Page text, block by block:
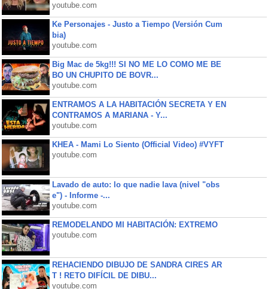
youtube.com
Ke Personajes - Justo a Tiempo (Versión Cum
bia)
youtube.com
Big Mac de 5kg!!! SI NO ME LO COMO ME BE
BO UN CHUPITO DE BOVR...
youtube.com
ENTRAMOS A LA HABITACIÓN SECRETA Y EN
CONTRAMOS A MARIANA - Y...
youtube.com
KHEA - Mami Lo Siento (Official Video) #VYFT
youtube.com
Lavado de auto: lo que nadie lava (nivel "obs
e") - Informe -...
youtube.com
REMODELANDO MI HABITACIÓN: EXTREMO
youtube.com
REHACIENDO DIBUJO DE SANDRA CIRES AR
T ! RETO DIFÍCIL DE DIBU...
youtube.com